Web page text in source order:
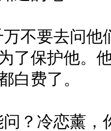
不要去问他
了保护他。
白费了。
？冷恋薰，